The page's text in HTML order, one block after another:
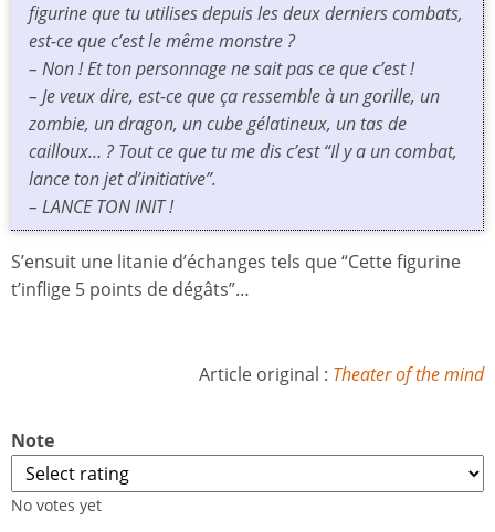
figurine que tu utilises depuis les deux derniers combats,
est-ce que c’est le même monstre ?
– Non ! Et ton personnage ne sait pas ce que c’est !
– Je veux dire, est-ce que ça ressemble à un gorille, un
zombie, un dragon, un cube gélatineux, un tas de
cailloux… ? Tout ce que tu me dis c’est “Il y a un combat,
lance ton jet d’initiative”.
– LANCE TON INIT !
S’ensuit une litanie d’échanges tels que “Cette figurine
t’inflige 5 points de dégâts”…
Article original : Theater of the mind
Note
No votes yet